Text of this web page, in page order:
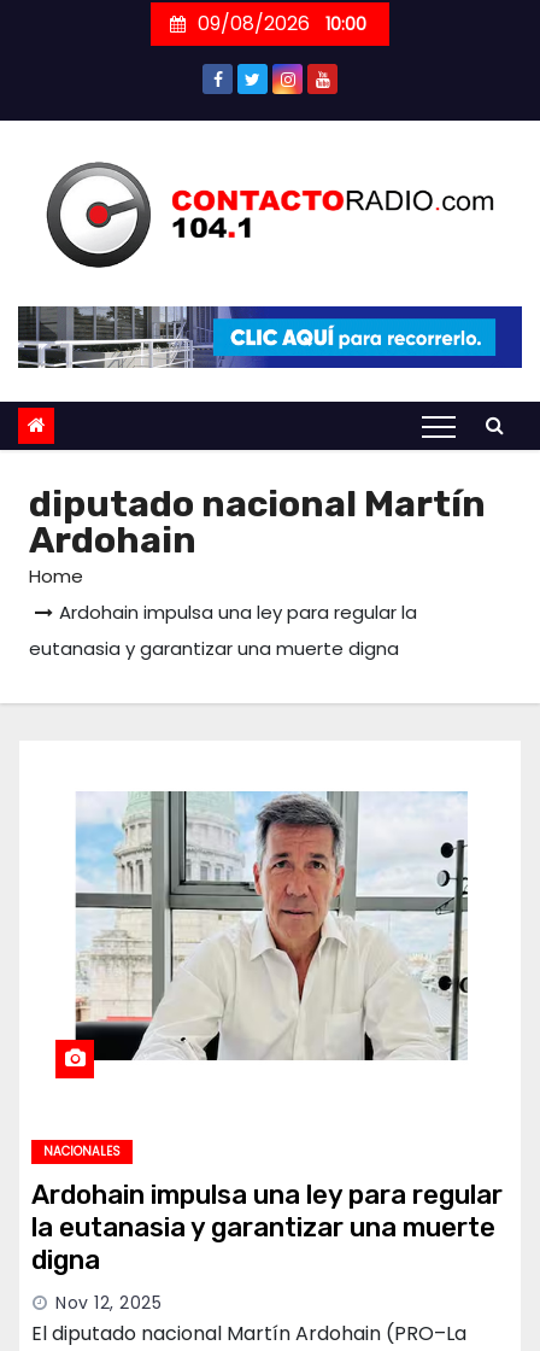
09/08/2026 10:00
diputado nacional Martín
Ardohain
Home
Ardohain impulsa una ley para regular la
eutanasia y garantizar una muerte digna
NACIONALES
Ardohain impulsa una ley para regular
la eutanasia y garantizar una muerte
digna
Nov 12, 2025
El diputado nacional Martín Ardohain (PRO–La